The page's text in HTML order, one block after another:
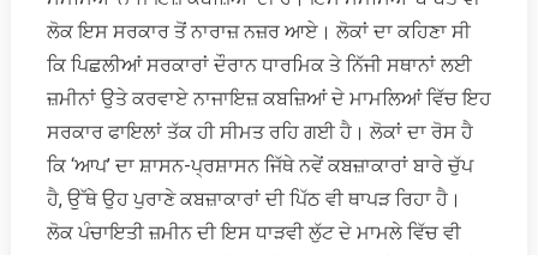
ਲੋਕ ਇਸ ਸਰਕਾਰ ਤੋਂ ਨਾਰਾਜ਼ ਨਜ਼ਰ ਆਏ। ਲੋਕਾਂ ਦਾ ਕਹਿਣਾ ਸੀ
ਕਿ ਪਿਛਲੀਆਂ ਸਰਕਾਰਾਂ ਦੌਰਾਨ ਧਾਰਮਿਕ ਤੇ ਨਿੱਜੀ ਸਥਾਨਾਂ ਲਈ
ਜ਼ਮੀਨਾਂ ਉਤੇ ਕਰਵਾਏ ਨਾਜਾਇਜ਼ ਕਬਜ਼ਿਆਂ ਦੇ ਮਾਮਲਿਆਂ ਵਿੱਚ ਇਹ
ਸਰਕਾਰ ਫਾਇਲਾਂ ਤੱਕ ਹੀ ਸੀਮਤ ਰਹਿ ਗਈ ਹੈ। ਲੋਕਾਂ ਦਾ ਰੋਸ ਹੈ
ਕਿ ‘ਆਪ’ ਦਾ ਸ਼ਾਸਨ-ਪ੍ਰਸ਼ਾਸਨ ਜਿੱਥੇ ਨਵੇਂ ਕਬਜ਼ਾਕਾਰਾਂ ਬਾਰੇ ਚੁੱਪ
ਹੈ, ਉੱਥੇ ਉਹ ਪੁਰਾਣੇ ਕਬਜ਼ਾਕਾਰਾਂ ਦੀ ਪਿੱਠ ਵੀ ਥਾਪੜ ਰਿਹਾ ਹੈ।
ਲੋਕ ਪੰਚਾਇਤੀ ਜ਼ਮੀਨ ਦੀ ਇਸ ਧਾੜਵੀ ਲੁੱਟ ਦੇ ਮਾਮਲੇ ਵਿੱਚ ਵੀ